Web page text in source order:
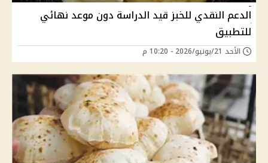
الدعم النقدي للخبز قيد الدراسة دون موعد نهائي
للتطبيق
الأحد 21/يونيو/2026 - 10:20 م